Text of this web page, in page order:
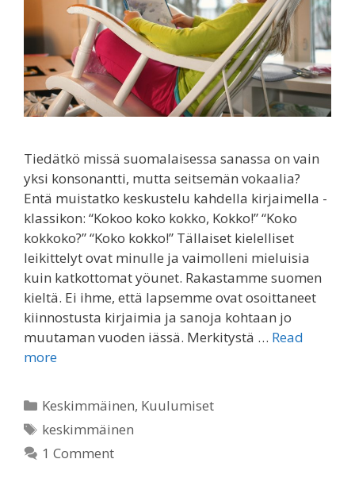
Tiedätkö missä suomalaisessa sanassa on vain
yksi konsonantti, mutta seitsemän vokaalia?
Entä muistatko keskustelu kahdella kirjaimella -
klassikon: “Kokoo koko kokko, Kokko!” “Koko
kokkoko?” “Koko kokko!” Tällaiset kielelliset
leikittelyt ovat minulle ja vaimolleni mieluisia
kuin katkottomat yöunet. Rakastamme suomen
kieltä. Ei ihme, että lapsemme ovat osoittaneet
kiinnostusta kirjaimia ja sanoja kohtaan jo
muutaman vuoden iässä. Merkitystä … Read
more
Categories
Keskimmäinen, Kuulumiset
Tags
keskimmäinen
1 Comment